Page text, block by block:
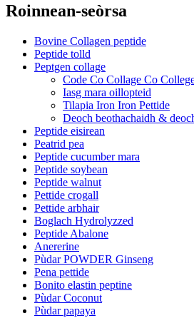
Roinnean-seòrsa
Bovine Collagen peptide
Peptide tolld
Peptgen collage
Code Co Collage Co
Iasg mara oillopteid
Tilapia Iron Iron Pettide
Deoch beothachaidh &
Peptide eisirean
Peatrid pea
Peptide cucumber mara
Peptide soybean
Peptide walnut
Pettide crogall
Pettide arbhair
Boglach Hydrolyzzed
Peptide Abalone
Anererine
Pùdar POWDER Ginseng
Pena pettide
Bonito elastin peptine
Pùdar Coconut
Pùdar papaya